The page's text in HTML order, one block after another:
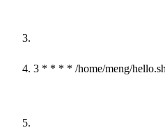
3 * * * * /home/meng/hello.sh